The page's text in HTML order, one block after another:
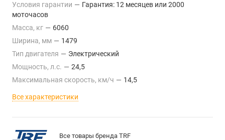
Условия гарантии — Гарантия: 12 месяцев или 2000
моточасов
Масса, кг — 6060
Ширина, мм — 1479
Тип двигателя — Электрический
Мощность, л.с. — 24,5
Максимальная скорость, км/ч — 14,5
Все характеристики
Все товары бренда TRF